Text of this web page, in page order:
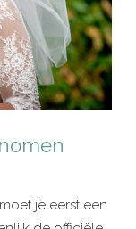
je eerst een